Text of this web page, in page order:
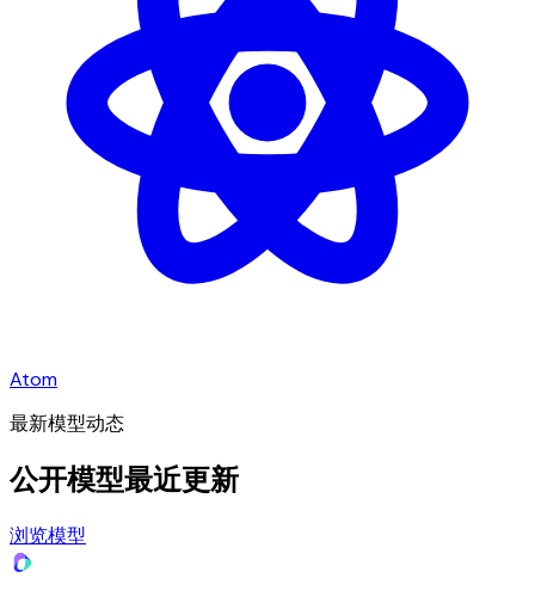
Atom
最新模型动态
公开模型最近更新
浏览模型